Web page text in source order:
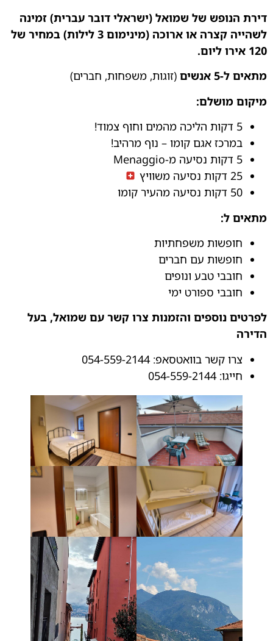
דירת הנופש של שמואל (ישראלי דובר עברית) זמינה
לשהייה קצרה או ארוכה (מינימום 3 לילות) במחיר של
120 אירו ליום.
מתאים ל-5 אנשים
(זוגות, משפחות, חברים) ‍‍‍
מיקום מושלם:
5 דקות הליכה מהמים וחוף צמוד!
במרכז אגם קומו – נוף מרהיב!
5 דקות נסיעה מ-Menaggio
25 דקות נסיעה משוויץ
50 דקות נסיעה מהעיר קומו
מתאים ל:
חופשות משפחתיות
חופשות עם חברים
חובבי טבע ונופים
חובבי ספורט ימי
לפרטים נוספים והזמנות צרו קשר עם שמואל, בעל
הדירה
צרו קשר בוואטסאפ: 054-559-2144
חייגו: 054-559-2144